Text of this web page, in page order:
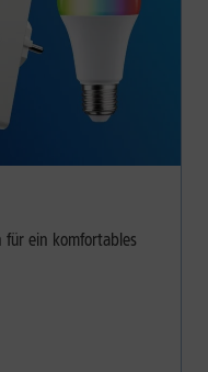
für ein komfortables